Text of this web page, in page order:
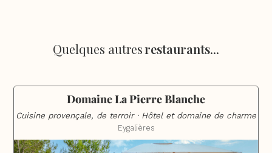
Quelques autresrestaurants...
Domaine La Pierre Blanche
Cuisine provençale, de terroir · Hôtel et domaine de charme
Eygalières